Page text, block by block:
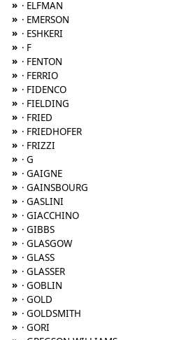
» · ELFMAN
» · EMERSON
» · ESHKERI
» · F
» · FENTON
» · FERRIO
» · FIDENCO
» · FIELDING
» · FRIED
» · FRIEDHOFER
» · FRIZZI
» · G
» · GAIGNE
» · GAINSBOURG
» · GASLINI
» · GIACCHINO
» · GIBBS
» · GLASGOW
» · GLASS
» · GLASSER
» · GOBLIN
» · GOLD
» · GOLDSMITH
» · GORI